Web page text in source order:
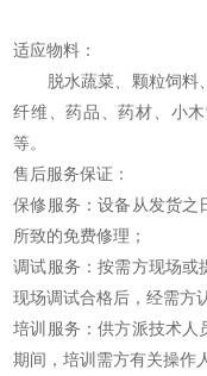
适应物料：
脱水蔬菜、颗粒饲料
纤维、药品、药材、小
等。
售后服务保证：
保修服务：设备从发货之
所致的免费修理；
调试服务：按需方现场或
现场调试合格后，经需方
培训服务：供方派技术人
期间，培训需方有关操作